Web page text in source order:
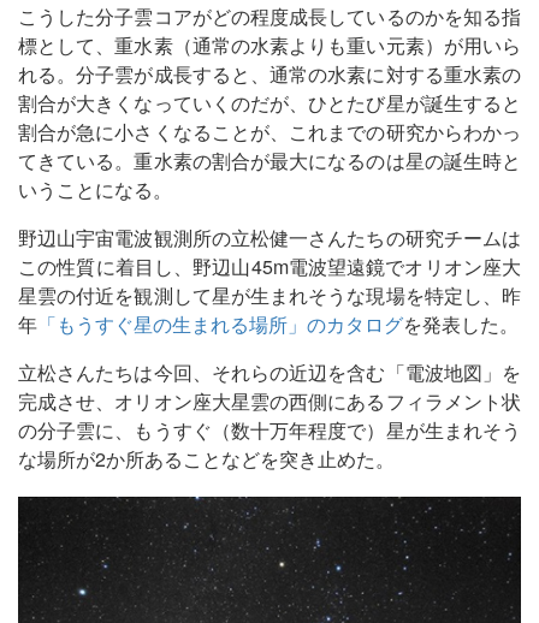
こうした分子雲コアがどの程度成長しているのかを知る指
標として、重水素（通常の水素よりも重い元素）が用いら
れる。分子雲が成長すると、通常の水素に対する重水素の
割合が大きくなっていくのだが、ひとたび星が誕生すると
割合が急に小さくなることが、これまでの研究からわかっ
てきている。重水素の割合が最大になるのは星の誕生時と
いうことになる。
野辺山宇宙電波観測所の立松健一さんたちの研究チームは
この性質に着目し、野辺山45m電波望遠鏡でオリオン座大
星雲の付近を観測して星が生まれそうな現場を特定し、昨
年 「もうすぐ星の生まれる場所」のカタログを発表した。
立松さんたちは今回、それらの近辺を含む「電波地図」を
完成させ、オリオン座大星雲の西側にあるフィラメント状
の分子雲に、もうすぐ（数十万年程度で）星が生まれそう
な場所が2か所あることなどを突き止めた。